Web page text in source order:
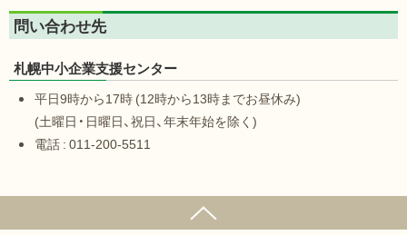
問い合わせ先
札幌中小企業支援センター
平日9時から17時 (12時から13時までお昼休み)
(土曜日・日曜日、祝日、年末年始を除く)
電話 : 011-200-5511